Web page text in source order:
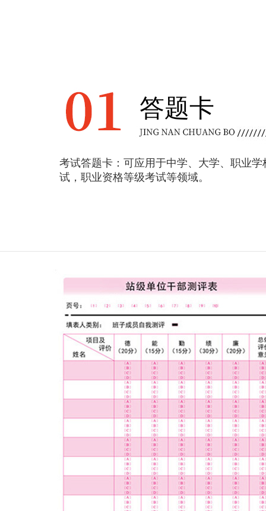
答题卡
考试答题卡：可应用于中学、大学、职业学
试，职业资格等级考试等领域。